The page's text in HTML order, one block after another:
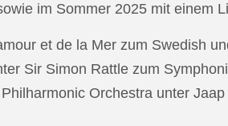
im Sommer 2025 mit einem
et de la Mer zum Swedish
Sir Simon Rattle zum
Orchestra unter